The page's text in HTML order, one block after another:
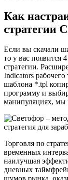
Как
стратегии
Если вы скачали
то у вас появится
стратегии.
Indicators
шаблона *.tpl
программу и
манипуляциях, мы
Торговля по
временных
наилучшая
дневных